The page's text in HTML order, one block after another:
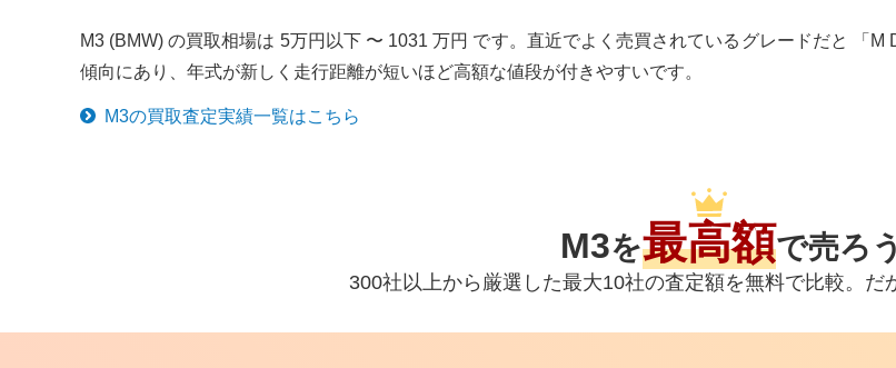
M3 (BMW) の買取相場は 5万円以下 〜 1031 万円 です。直近でよく売買されているグレードだと 「
傾向にあり、年式が新しく走行距離が短いほど高額な値段が付きやすいです。
M3の買取査定実績一覧はこちら
M3を最高額で売ろ
300社以上から厳選した最大10社の査定額を無料で比較。だ